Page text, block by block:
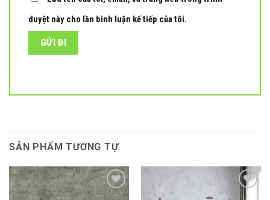
duyệt này cho lần bình luận kế tiếp của tôi.
SẢN PHẨM TƯƠNG TỰ
Add to
Add to